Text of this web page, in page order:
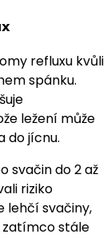
refluxu kvůli
spánku.
ležení může
do jícnu.
svačin do 2 až
riziko
lehčí svačiny,
stále